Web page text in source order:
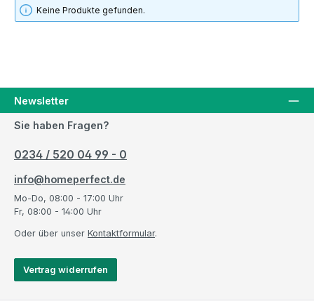
Keine Produkte gefunden.
Newsletter
Sie haben Fragen?
0234 / 520 04 99 - 0
info@homeperfect.de
Mo-Do, 08:00 - 17:00 Uhr
Fr, 08:00 - 14:00 Uhr
Oder über unser Kontaktformular.
Vertrag widerrufen